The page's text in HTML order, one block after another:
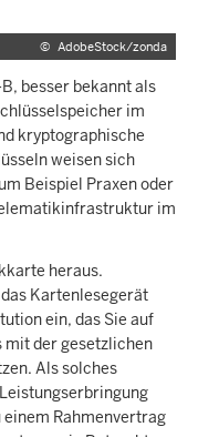
© AdobeStock/zonda
besser bekannt als
im
kryptographische
weisen sich
Beispiel Praxen oder
im
heraus.
Kartenlesegerät
ein, das Sie auf
mit der gesetzlichen
Als solches
Rahmenvertrag